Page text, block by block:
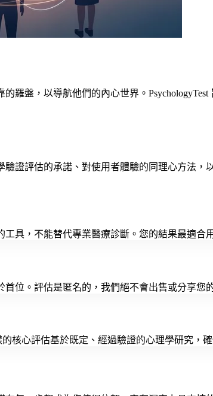
羅盤，以導航他們的內心世界。
證評估的承諾、對使用者體驗的同理心方法
具，不能替代專業醫療診斷。您的結果最適合
位。評估是匿名的，我們絕不會出售或分享您
核心評估基於既定、經過驗證的心理學研究，